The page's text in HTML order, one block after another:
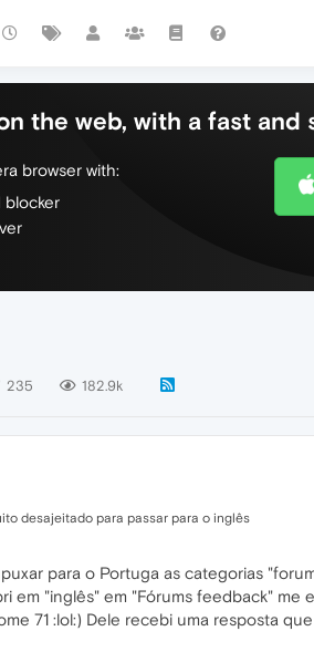
the web, with a fast and
browser with:
blocker
235 182.9k
desajeitado para passar para o inglês
para o Portuga as categorias
em "inglês" em "Fórums feedback"
71 :lol:) Dele recebi uma resposta